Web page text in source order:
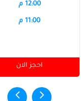
12:00 م
11:00 م
احجز الان